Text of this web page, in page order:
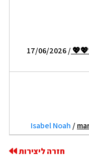
/ 17/06/2026
Isabel Noah /
חזרה ליצירות